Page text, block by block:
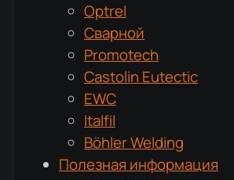
Optrel
Сварной
Promotech
Castolin Eutectic
EWC
Italfil
Böhler Welding
Полезная информация